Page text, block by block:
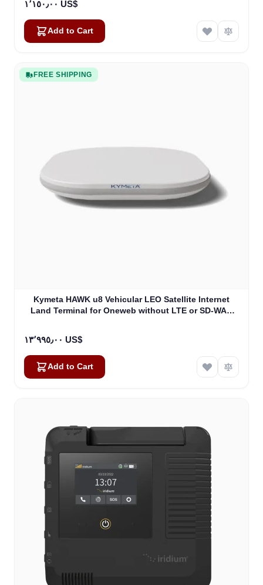
١٬١٥٠٫٠٠ US$
Add to Cart
FREE SHIPPING
Kymeta HAWK u8 Vehicular LEO Satellite Internet
Land Terminal for Oneweb without LTE or SD-WAN
١٣٬٩٩٥٫٠٠ US$
Add to Cart